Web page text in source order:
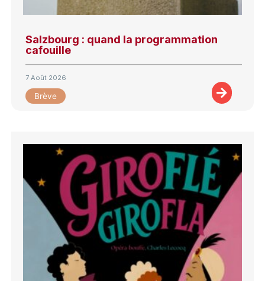
Salzbourg : quand la programmation
cafouille
7 Août 2026
Brève